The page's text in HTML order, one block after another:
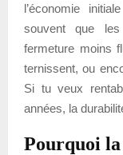
l’économie
souvent que
fermeture moins
ternissent, ou
Si tu veux
années, la
Pourquoi